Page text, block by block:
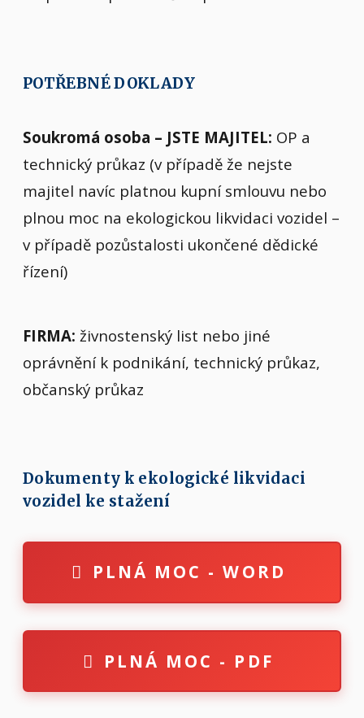
POTŘEBNÉ DOKLADY
Soukromá osoba – JSTE MAJITEL: OP a
technický průkaz (v případě že nejste
majitel navíc platnou kupní smlouvu nebo
plnou moc na ekologickou likvidaci vozidel –
v případě pozůstalosti ukončené dědické
řízení)
FIRMA: živnostenský list nebo jiné
oprávnění k podnikání, technický průkaz,
občanský průkaz
Dokumenty k ekologické likvidaci
vozidel ke stažení
PLNÁ MOC - WORD
PLNÁ MOC - PDF